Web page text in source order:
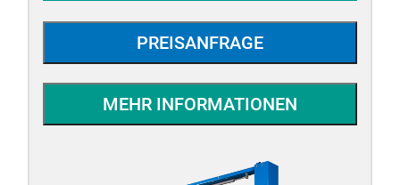
PREISANFRAGE
MEHR INFORMATIONEN